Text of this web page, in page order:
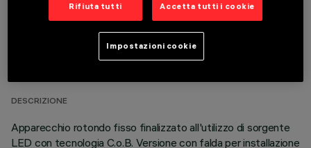
DATI TECNICI
DESCRIZIONE
Apparecchio rotondo fisso finalizzato all'utilizzo di sorgente
LED con tecnologia C.o.B. Versione con falda per installazione
Rifiuta tutti Accetta tutti i cookie
Impostazioni cookie